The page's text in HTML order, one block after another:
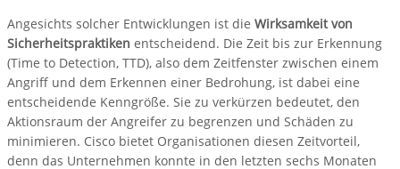
Angesichts solcher Entwicklungen ist die Wirksamkeit von
Sicherheitspraktiken entscheidend. Die Zeit bis zur Erkennung
(Time to Detection, TTD), also dem Zeitfenster zwischen einem
Angriff und dem Erkennen einer Bedrohung, ist dabei eine
entscheidende Kenngröße. Sie zu verkürzen bedeutet, den
Aktionsraum der Angreifer zu begrenzen und Schäden zu
minimieren. Cisco bietet Organisationen diesen Zeitvorteil,
denn das Unternehmen konnte in den letzten sechs Monaten